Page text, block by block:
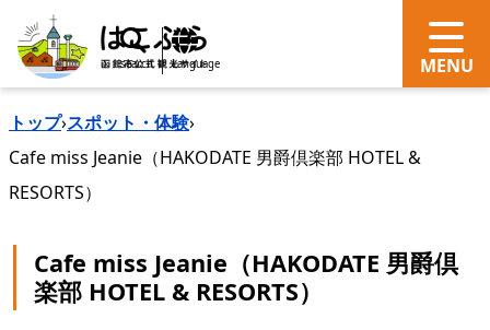
search Language
トップ›スポット・体験›
Cafe miss Jeanie（HAKODATE 男爵倶楽部 HOTEL &
RESORTS）
Cafe miss Jeanie（HAKODATE 男爵倶
楽部 HOTEL & RESORTS）